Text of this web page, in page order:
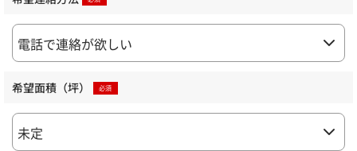
希望面積（坪）